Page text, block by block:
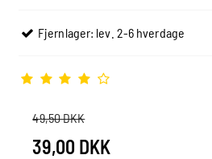
Fjernlager: lev. 2-6 hverdage
49,50 DKK
39,00 DKK